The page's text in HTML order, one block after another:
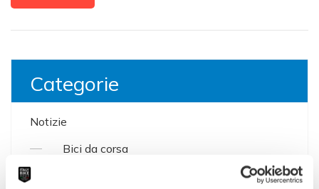
Categorie
Notizie
Bici da corsa